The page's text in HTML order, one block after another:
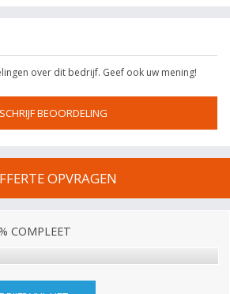
over dit bedrijf. Geef ook uw mening!
SCHRIJF BEOORDELING
OPVRAGEN
COMPLEET